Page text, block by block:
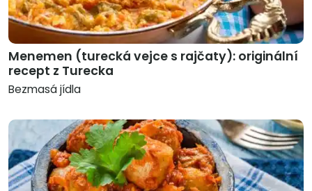
Menemen (turecká vejce s rajčaty): originální
recept z Turecka
Bezmasá jídla